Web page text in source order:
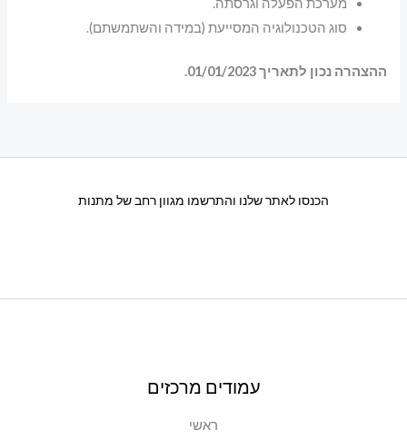
סוג הטכנולוגיה המסייעת (במידה והשתמשתם).
ההצהרה נכון לתאריך 01/01/2023.
הכנסו לאתר שלנו והתרשמו מגוון רחב של מתנות
עמודים מרכזים
ראשי